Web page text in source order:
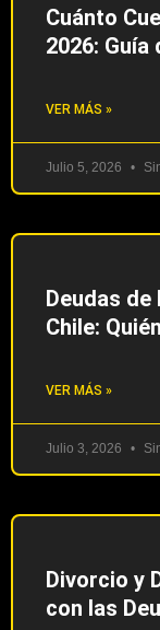
Cuánto
2026: Guía
VER MÁS »
Julio 5, 2026
Deudas de
Chile:
VER MÁS »
Julio 3, 2026
Divorcio y
con las